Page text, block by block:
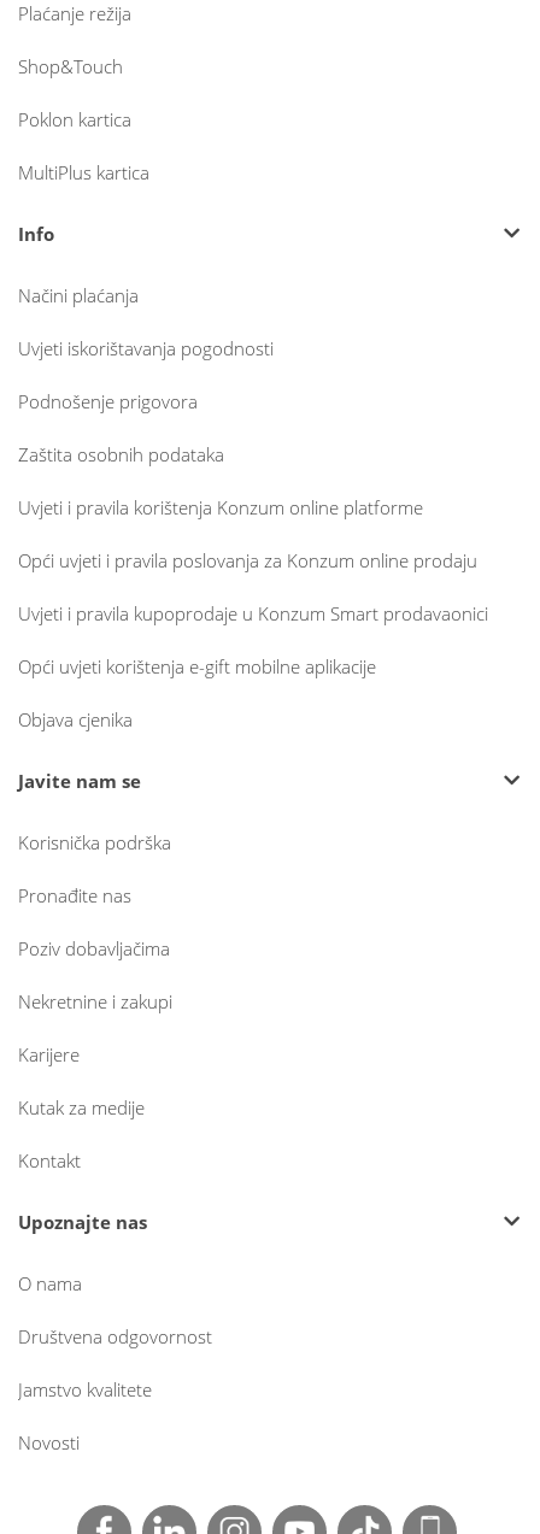
Plaćanje režija
Shop&Touch
Poklon kartica
MultiPlus kartica
Info
Načini plaćanja
Uvjeti iskorištavanja pogodnosti
Podnošenje prigovora
Zaštita osobnih podataka
Uvjeti i pravila korištenja Konzum online platforme
Opći uvjeti i pravila poslovanja za Konzum online prodaju
Uvjeti i pravila kupoprodaje u Konzum Smart prodavaonici
Opći uvjeti korištenja e-gift mobilne aplikacije
Objava cjenika
Javite nam se
Korisnička podrška
Pronađite nas
Poziv dobavljačima
Nekretnine i zakupi
Karijere
Kutak za medije
Kontakt
Upoznajte nas
O nama
Društvena odgovornost
Jamstvo kvalitete
Novosti